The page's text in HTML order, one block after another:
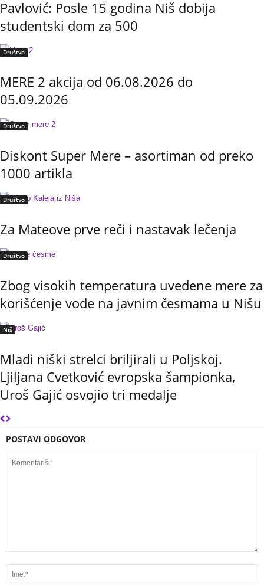
Pavlović: Posle 15 godina Niš dobija
studentski dom za 500
Društvo
MERE 2 akcija od 06.08.2026 do
05.09.2026
Društvo
Diskont Super Mere – asortiman od preko
1000 artikla
Društvo
Za Mateove prve reči i nastavak lečenja
Društvo
Zbog visokih temperatura uvedene mere za
korišćenje vode na javnim česmama u Nišu
Niš
Mladi niški strelci briljirali u Poljskoj.
Ljiljana Cvetković evropska šampionka,
Uroš Gajić osvojio tri medalje
POSTAVI ODGOVOR